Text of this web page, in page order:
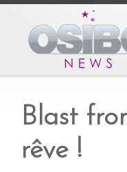
Blast
rêve !